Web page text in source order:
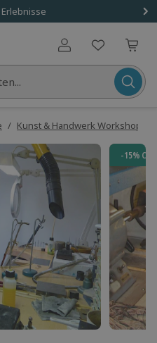
Erlebnisse
Benutzerkonto
/ Kunst & Handwerk Workshops
-15%